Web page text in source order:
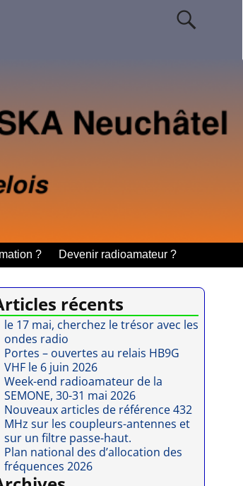
? Devenir radioamateur ?
récents
le 17 mai, cherchez le trésor avec les
ondes radio
Portes – ouvertes au relais HB9G
VHF le 6 juin 2026
Week-end radioamateur de la
SEMONE, 30-31 mai 2026
Nouveaux articles de référence 432
MHz sur les coupleurs-antennes et
sur un filtre passe-haut.
Plan national des d’allocation des
fréquences 2026